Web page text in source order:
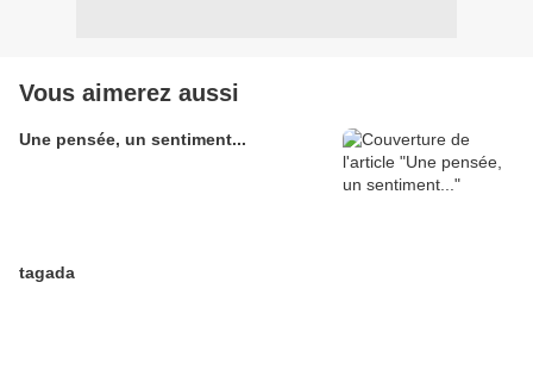
Vous aimerez aussi
Une pensée, un sentiment...
tagada